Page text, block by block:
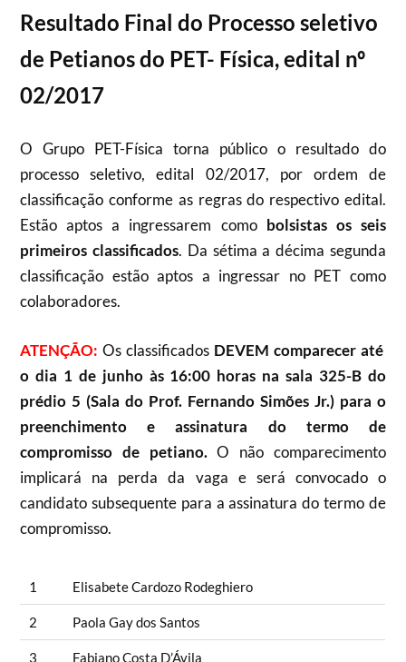
Resultado Final do Processo seletivo
de Petianos do PET- Física, edital nº
02/2017
O Grupo PET-Física torna público o resultado do
processo seletivo, edital 02/2017, por ordem de
classificação conforme as regras do respectivo edital.
Estão aptos a ingressarem como bolsistas os seis
primeiros classificados. Da sétima a décima segunda
classificação estão aptos a ingressar no PET como
colaboradores.
ATENÇÃO: Os classificados DEVEM comparecer até
o dia 1 de junho às 16:00 horas na sala 325-B do
prédio 5 (Sala do Prof. Fernando Simões Jr.) para o
preenchimento e assinatura do termo de
compromisso de petiano.O não comparecimento
implicará na perda da vaga e será convocado o
candidato subsequente para a assinatura do termo de
compromisso.
1 Elisabete Cardozo Rodeghiero
2 Paola Gay dos Santos
3 Fabiano Costa D’Ávila